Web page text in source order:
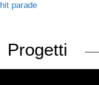
hit parade
Progetti